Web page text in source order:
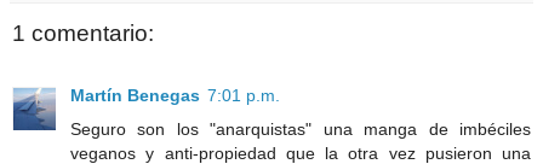
1 comentario:
Martín Benegas 7:01 p.m.
Seguro son los "anarquistas" una manga de imbéciles
veganos y anti-propiedad que la otra vez pusieron una